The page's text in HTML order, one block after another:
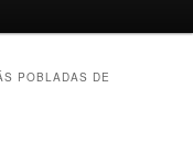
POBLADAS DE